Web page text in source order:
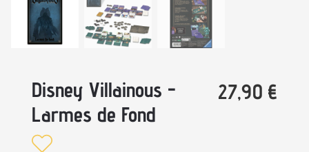
Disney Villainous -
Larmes de Fond
27,90 €